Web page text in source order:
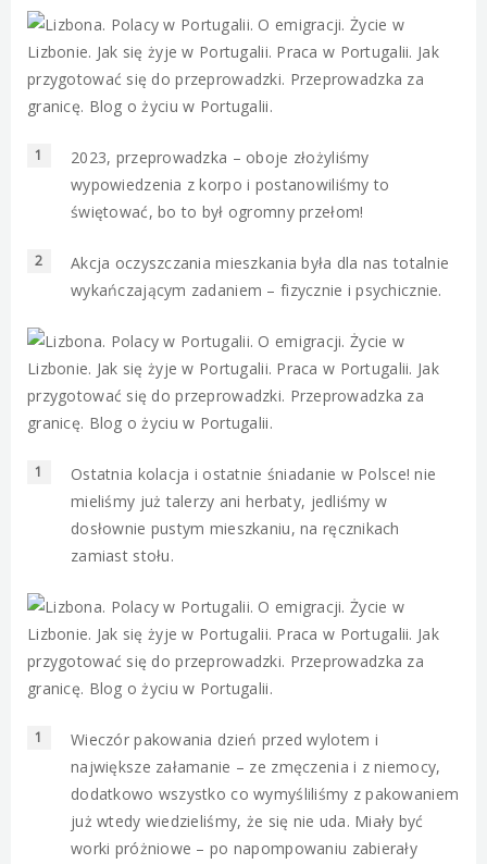
2023, przeprowadzka – oboje złożyliśmy
wypowiedzenia z korpo i postanowiliśmy to
świętować, bo to był ogromny przełom!
Akcja oczyszczania mieszkania była dla nas totalnie
wykańczającym zadaniem – fizycznie i psychicznie.
Ostatnia kolacja i ostatnie śniadanie w Polsce! nie
mieliśmy już talerzy ani herbaty, jedliśmy w
dosłownie pustym mieszkaniu, na ręcznikach
zamiast stołu.
Wieczór pakowania dzień przed wylotem i
największe załamanie – ze zmęczenia i z niemocy,
dodatkowo wszystko co wymyśliliśmy z pakowaniem
już wtedy wiedzieliśmy, że się nie uda. Miały być
worki próżniowe – po napompowaniu zabierały